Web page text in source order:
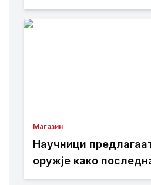
но причината ќе ве
Магазин
Научници
оружје како
астероид што би